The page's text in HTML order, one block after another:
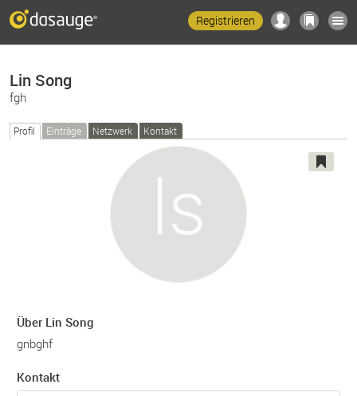
Registrieren
Lin Song
fgh
Profil Einträge Netzwerk Kontakt
Über Lin Song
gnbghf
Kontakt